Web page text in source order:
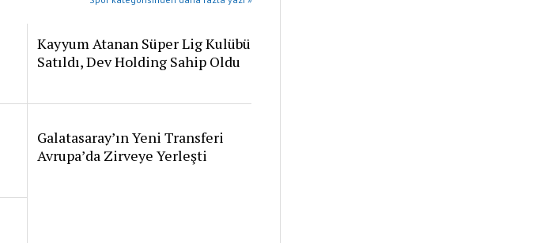
Kayyum Atanan Süper Lig Kulübü
Satıldı, Dev Holding Sahip Oldu
Galatasaray’ın Yeni Transferi
Avrupa’da Zirveye Yerleşti